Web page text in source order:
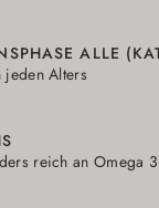
ALLE
jeden Alters
reich an Omega 3